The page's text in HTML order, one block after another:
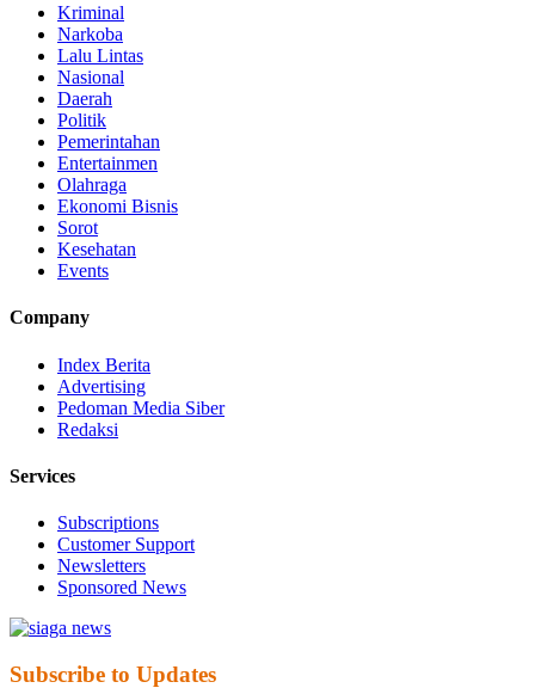
Kriminal
Narkoba
Lalu Lintas
Nasional
Daerah
Politik
Pemerintahan
Entertainmen
Olahraga
Ekonomi Bisnis
Sorot
Kesehatan
Events
Company
Index Berita
Advertising
Pedoman Media Siber
Redaksi
Services
Subscriptions
Customer Support
Newsletters
Sponsored News
Subscribe to Updates